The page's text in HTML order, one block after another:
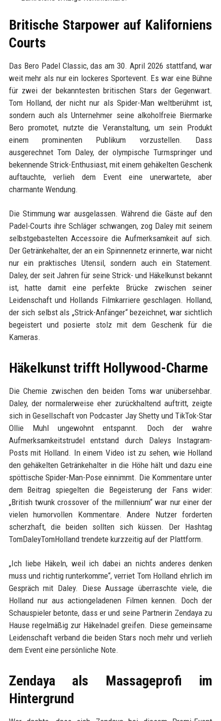
Britische Starpower auf Kaliforniens
Courts
Das Bero Padel Classic, das am 30. April 2026 stattfand, war
weit mehr als nur ein lockeres Sportevent. Es war eine Bühne
für zwei der bekanntesten britischen Stars der Gegenwart.
Tom Holland, der nicht nur als Spider-Man weltberühmt ist,
sondern auch als Unternehmer seine alkoholfreie Biermarke
Bero promotet, nutzte die Veranstaltung, um sein Produkt
einem prominenten Publikum vorzustellen. Dass
ausgerechnet Tom Daley, der olympische Turmspringer und
bekennende Strick-Enthusiast, mit einem gehäkelten Geschenk
auftauchte, verlieh dem Event eine unerwartete, aber
charmante Wendung.
Die Stimmung war ausgelassen. Während die Gäste auf den
Padel-Courts ihre Schläger schwangen, zog Daley mit seinem
selbstgebastelten Accessoire die Aufmerksamkeit auf sich.
Der Getränkehalter, der an ein Spinnennetz erinnerte, war nicht
nur ein praktisches Utensil, sondern auch ein Statement.
Daley, der seit Jahren für seine Strick- und Häkelkunst bekannt
ist, hatte damit eine perfekte Brücke zwischen seiner
Leidenschaft und Hollands Filmkarriere geschlagen. Holland,
der sich selbst als „Strick-Anfänger“ bezeichnet, war sichtlich
begeistert und posierte stolz mit dem Geschenk für die
Kameras.
Häkelkunst trifft Hollywood-Charme
Die Chemie zwischen den beiden Toms war unübersehbar.
Daley, der normalerweise eher zurückhaltend auftritt, zeigte
sich in Gesellschaft von Podcaster Jay Shetty und TikTok-Star
Ollie Muhl ungewohnt entspannt. Doch der wahre
Aufmerksamkeitstrudel entstand durch Daleys Instagram-
Posts mit Holland. In einem Video ist zu sehen, wie Holland
den gehäkelten Getränkehalter in die Höhe hält und dazu eine
spöttische Spider-Man-Pose einnimmt. Die Kommentare unter
dem Beitrag spiegelten die Begeisterung der Fans wider:
„British twunk crossover of the millennium“ war nur einer der
vielen humorvollen Kommentare. Andere Nutzer forderten
scherzhaft, die beiden sollten sich küssen. Der Hashtag
TomDaleyTomHolland trendete kurzzeitig auf der Plattform.
„Ich liebe Häkeln, weil ich dabei an nichts anderes denken
muss und richtig runterkomme“, verriet Tom Holland ehrlich im
Gespräch mit Daley. Diese Aussage überraschte viele, die
Holland nur aus actiongeladenen Filmen kennen. Doch der
Schauspieler betonte, dass er und seine Partnerin Zendaya zu
Hause regelmäßig zur Häkelnadel greifen. Diese gemeinsame
Leidenschaft verband die beiden Stars noch mehr und verlieh
dem Event eine persönliche Note.
Zendaya als Massageprofi im
Hintergrund